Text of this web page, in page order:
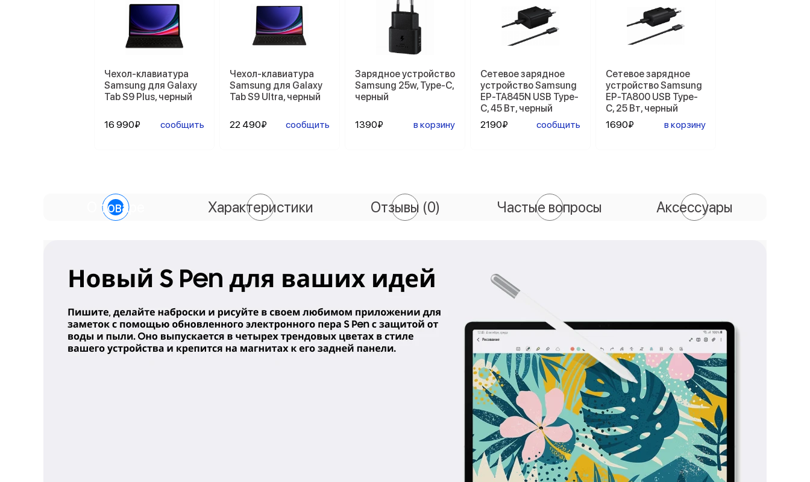
Чехол-клавиатура
Samsung для Galaxy
Tab S9 Plus, черный
16 990₽ сообщить
Чехол-клавиатура
Samsung для Galaxy
Tab S9 Ultra, черный
22 490₽ сообщить
Зарядное устройство
Samsung 25w, Type-C,
черный
1390₽ в корзину
Сетевое зарядное
устройство Samsung
EP-TA845N USB Type-
C, 45 Вт, черный
2190₽
сообщить
Сетевое зарядное
устройство Samsung
EP-TA800 USB Type-
C, 25 Вт, черный
1690₽
в корзину
О товаре Характеристики Отзывы (0) Частые вопросы Аксессуары